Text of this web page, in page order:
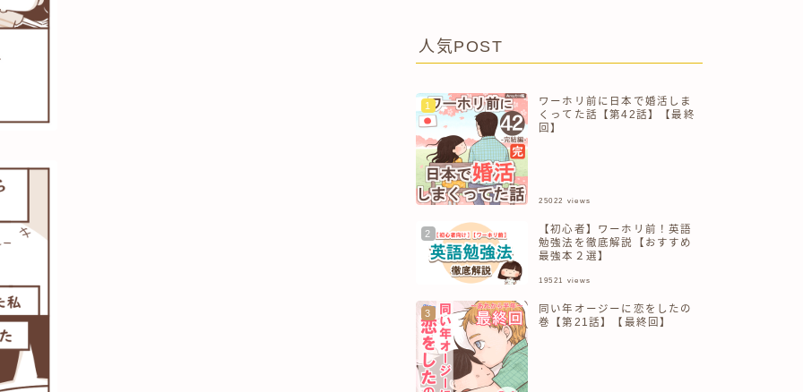
人気POST
ワーホリ前に日本で婚活しま
くってた話【第42話】【最終
回】
25022 views
【初心者】ワーホリ前！英語
勉強法を徹底解説【おすすめ
最強本２選】
19521 views
同い年オージーに恋をしたの
巻【第21話】【最終回】